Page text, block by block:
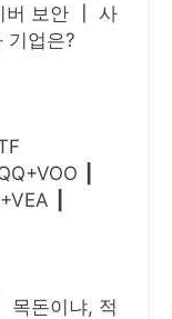
버 보안 ┃ 사
기업은?
┃
┃
목돈이냐, 적